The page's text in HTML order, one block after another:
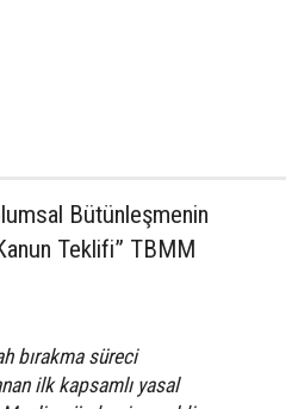
Bütünleşmenin
Teklifi” TBMM
bırakma süreci
ilk kapsamlı yasal